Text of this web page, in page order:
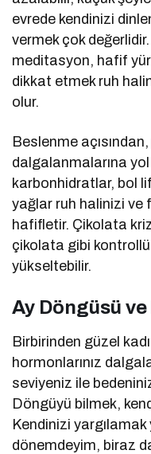
evrede kendinizi
vermek çok
meditasyon, hafif
dikkat etmek ruh
olur.
Beslenme
dalgalanmalarına
karbonhidratlar, bol
yağlar ruh halinizi ve
hafifletir. Çikolata
çikolata gibi
yükseltebilir.
Ay Döngüsü ve
Birbirinden güzel
hormonlarınız
seviyeniz ile
Döngüyü bilmek,
Kendinizi
dönemdeyim, biraz